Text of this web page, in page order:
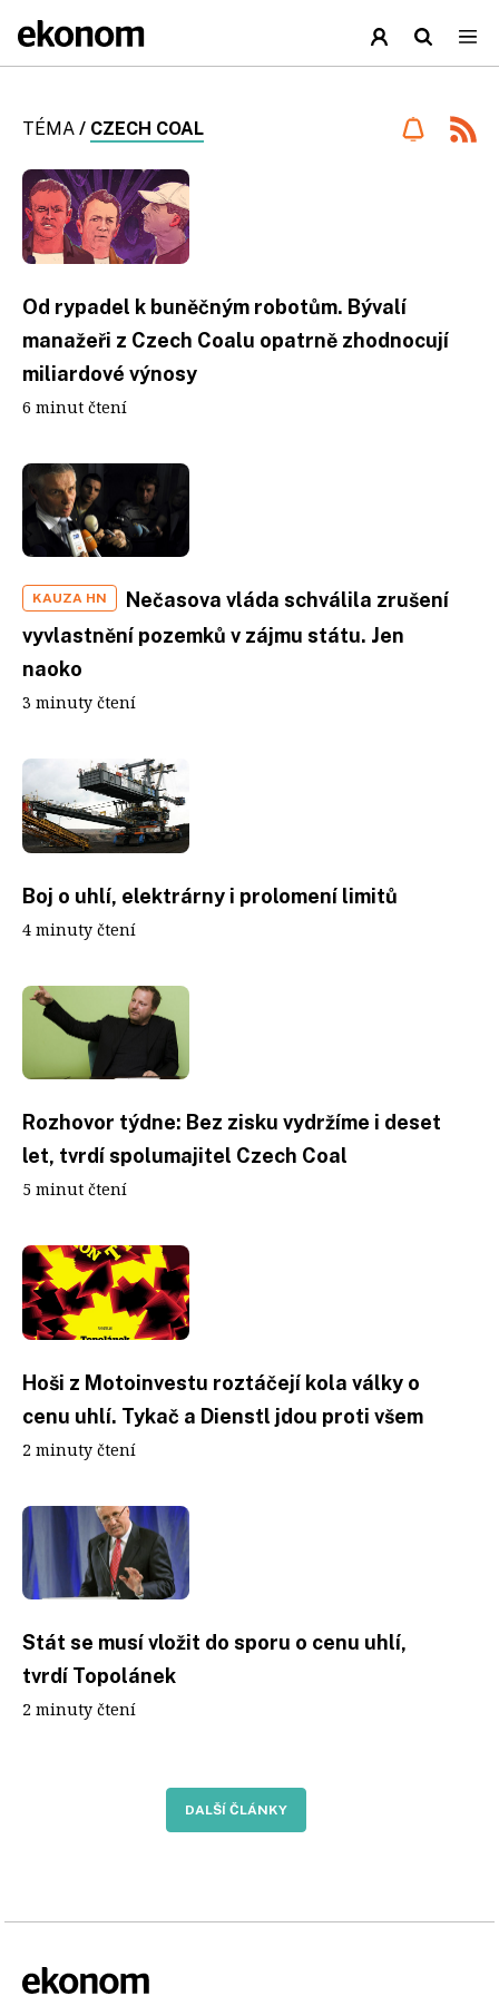
TÉMA / CZECH COAL
Od rypadel k buněčným robotům. Bývalí
manažeři z Czech Coalu opatrně zhodnocují
miliardové výnosy
6 minut čtení
KAUZA HN
Nečasova vláda schválila zrušení
vyvlastnění pozemků v zájmu státu. Jen
naoko
3 minuty čtení
Boj o uhlí, elektrárny i prolomení limitů
4 minuty čtení
Rozhovor týdne: Bez zisku vydržíme i deset
let, tvrdí spolumajitel Czech Coal
5 minut čtení
Hoši z Motoinvestu roztáčejí kola války o
cenu uhlí. Tykač a Dienstl jdou proti všem
2 minuty čtení
Stát se musí vložit do sporu o cenu uhlí,
tvrdí Topolánek
2 minuty čtení
DALŠÍ ČLÁNKY